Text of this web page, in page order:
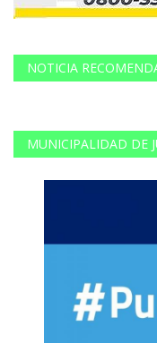
NOTICIA
MUNICIPALIDAD DE